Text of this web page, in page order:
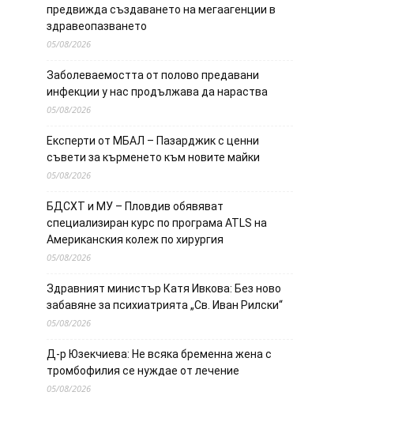
предвижда създаването на мегаагенции в
здравеопазването
05/08/2026
Заболеваемостта от полово предавани
инфекции у нас продължава да нараства
05/08/2026
Експерти от МБАЛ – Пазарджик с ценни
съвети за кърменето към новите майки
05/08/2026
БДСХТ и МУ – Пловдив обявяват
специализиран курс по програма ATLS на
Американския колеж по хирургия
05/08/2026
Здравният министър Катя Ивкова: Без ново
забавяне за психиатрията „Св. Иван Рилски“
05/08/2026
Д-р Юзекчиева: Не всяка бременна жена с
тромбофилия се нуждае от лечение
05/08/2026